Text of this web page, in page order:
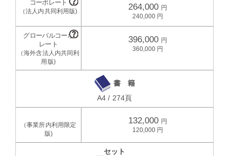
264,000
240,000
396,000
360,000
書 籍
A4 / 274頁
132,000
120,000
セット